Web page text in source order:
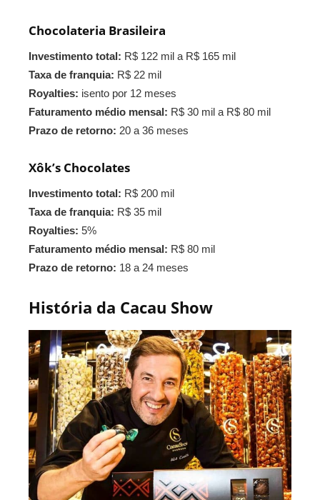
Chocolateria Brasileira
Investimento total: R$ 122 mil a R$ 165 mil
Taxa de franquia: R$ 22 mil
Royalties: isento por 12 meses
Faturamento médio mensal: R$ 30 mil a R$ 80 mil
Prazo de retorno: 20 a 36 meses
Xôk’s Chocolates
Investimento total: R$ 200 mil
Taxa de franquia: R$ 35 mil
Royalties: 5%
Faturamento médio mensal: R$ 80 mil
Prazo de retorno: 18 a 24 meses
História da Cacau Show